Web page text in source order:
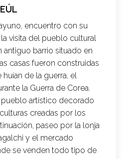
encuentro con su
visita del pueblo cultural
antiguo barrio situado en
casas fueron construidas
de la guerra, el
la Guerra de Corea.
pueblo artístico decorado
creadas por los
paseo por la lonja
y el mercado
se venden todo tipo de